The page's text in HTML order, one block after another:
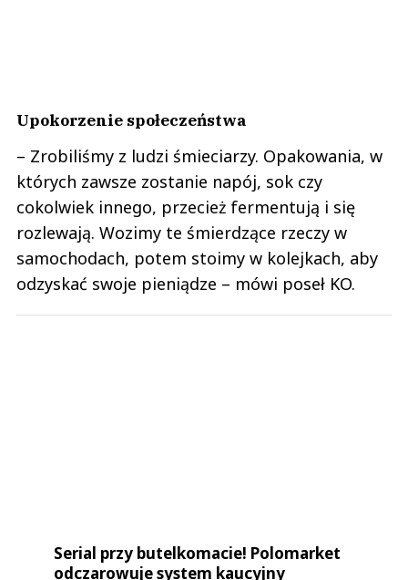
Upokorzenie społeczeństwa
– Zrobiliśmy z ludzi śmieciarzy. Opakowania, w
których zawsze zostanie napój, sok czy
cokolwiek innego, przecież fermentują i się
rozlewają. Wozimy te śmierdzące rzeczy w
samochodach, potem stoimy w kolejkach, aby
odzyskać swoje pieniądze – mówi poseł KO.
odczarowuje system kaucyjny